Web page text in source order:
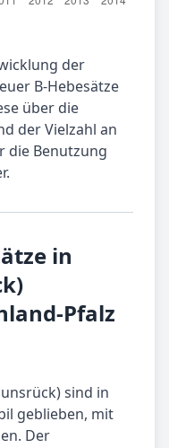
der
B-Hebesätze
über die
der Vielzahl an
die Benutzung
in
Pfalz
sind in
geblieben, mit
Der